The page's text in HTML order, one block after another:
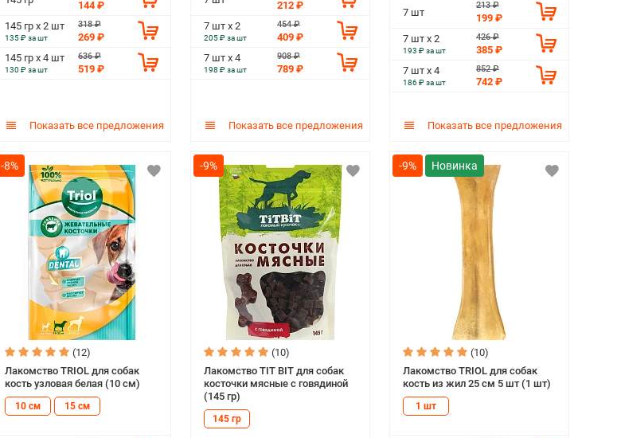
144 ₽
145 гр х 2 шт
135 ₽ за шт
318 ₽
269 ₽
145 гр х 4 шт
130 ₽ за шт
636 ₽
519 ₽
Показать все предложения
212 ₽
7 шт х 2
205 ₽ за шт
454 ₽
409 ₽
7 шт х 4
198 ₽ за шт
908 ₽
789 ₽
Показать все предложения
7 шт
213 ₽
199 ₽
7 шт х 2
193 ₽ за шт
426 ₽
385 ₽
7 шт х 4
186 ₽ за шт
852 ₽
742 ₽
Показать все предложения
-8%
(12)
Лакомство TRIOL для собак
кость узловая белая (10 см)
10 см 15 см
-9%
(10)
Лакомство TIT BIT для собак
косточки мясные с говядиной
(145 гр)
145 гр
-9%
(10)
Лакомство TRIOL для собак
кость из жил 25 см 5 шт (1 шт)
1 шт